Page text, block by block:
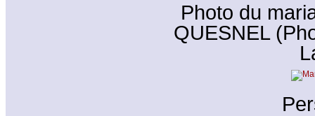
Photo du
QUESNEL